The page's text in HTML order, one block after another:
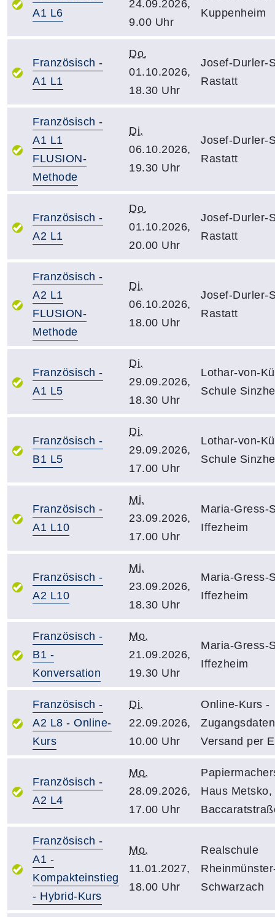
A1 L6
24.09.2026,
9.00 Uhr
Kuppenheim
Französisch -
A1 L1
Do.
01.10.2026,
18.30 Uhr
Josef-Durler-
Rastatt
Französisch -
A1 L1
FLUSION-
Methode
Di.
06.10.2026,
19.30 Uhr
Josef-Durler-
Rastatt
Französisch -
A2 L1
Do.
01.10.2026,
20.00 Uhr
Josef-Durler-
Rastatt
Französisch -
A2 L1
FLUSION-
Methode
Di.
06.10.2026,
18.00 Uhr
Josef-Durler-
Rastatt
Französisch -
A1 L5
Di.
29.09.2026,
18.30 Uhr
Lothar-von-
Schule
Französisch -
B1 L5
Di.
29.09.2026,
17.00 Uhr
Lothar-von-
Schule
Französisch -
A1 L10
Mi.
23.09.2026,
17.00 Uhr
Maria-Gress-
Iffezheim
Französisch -
A2 L10
Mi.
23.09.2026,
18.30 Uhr
Maria-Gress-
Iffezheim
Französisch -
B1 -
Konversation
Mo.
21.09.2026,
19.30 Uhr
Maria-Gress-
Iffezheim
Französisch -
A2 L8 - Online-
Kurs
Di.
22.09.2026,
10.00 Uhr
Online-Kurs -
Zugangsdaten
Versand per
Französisch -
A2 L4
Mo.
28.09.2026,
17.00 Uhr
Haus Metsko,
Französisch -
A1 -
Kompakteinstieg
- Hybrid-Kurs
Mo.
11.01.2027,
18.00 Uhr
Realschule
Schwarzach